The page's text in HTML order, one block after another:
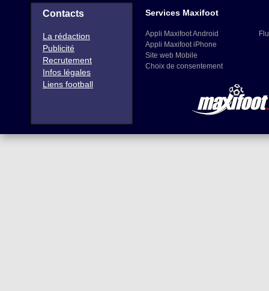
Contacts
La rédaction
Publicité
Recrutement
Infos légales
Liens football
Services Maxifoot
Appli Maxifoot Android
Appli Maxifoot iPhone
Site web Mobile
Choix de consentement